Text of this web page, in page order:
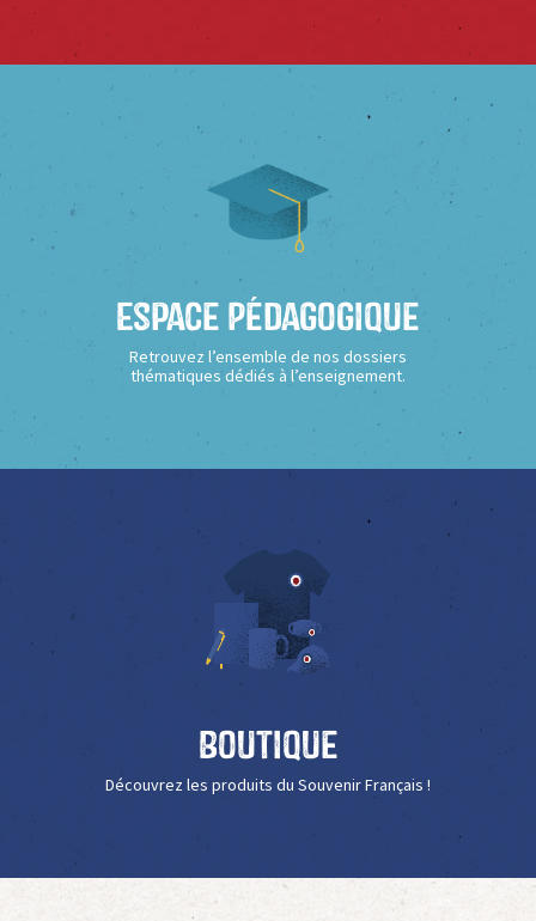
Espace Pédagogique
Retrouvez l’ensemble de nos dossiers
thématiques dédiés à l’enseignement.
Boutique
Découvrez les produits du Souvenir Français !